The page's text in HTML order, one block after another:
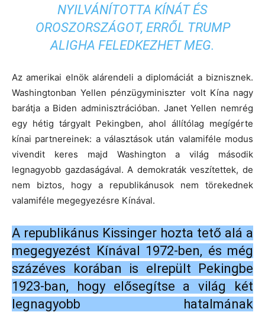
NYILVÁNÍTOTTA KÍNÁT ÉS
OROSZORSZÁGOT, ERRŐL TRUMP
ALIGHA FELEDKEZHET MEG.
Az amerikai elnök alárendeli a diplomáciát a biznisznek.
Washingtonban Yellen pénzügyminiszter volt Kína nagy
barátja a Biden adminisztrációban. Janet Yellen nemrég
egy hétig tárgyalt Pekingben, ahol állítólag megígérte
kínai partnereinek: a választások után valamiféle modus
vivendit keres majd Washington a világ második
legnagyobb gazdaságával. A demokraták veszítettek, de
nem biztos, hogy a republikánusok nem törekednek
valamiféle megegyezésre Kínával.
A republikánus Kissinger hozta tető alá a
megegyezést Kínával 1972-ben, és még
százéves korában is elrepült Pekingbe
1923-ban, hogy elősegítse a világ két
legnagyobb hatalmának